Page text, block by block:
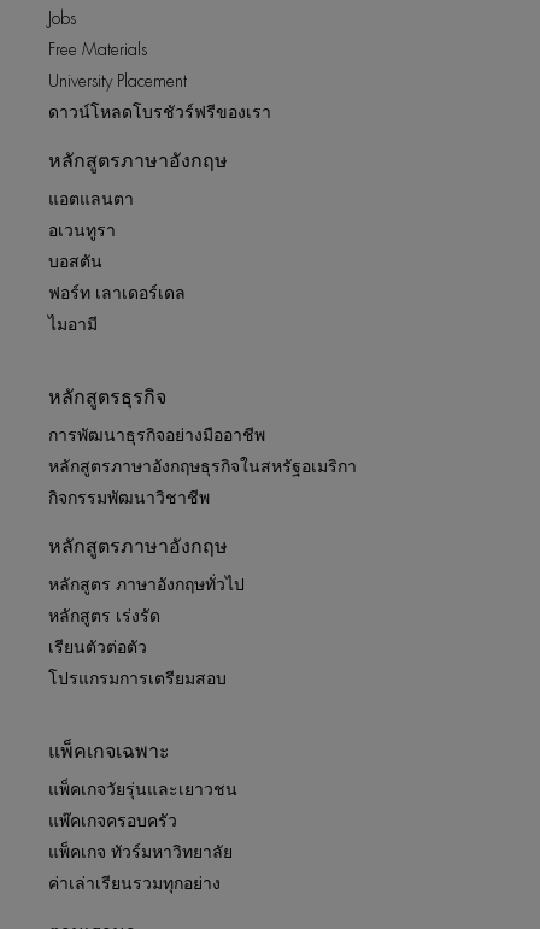
Jobs
Free Materials
University Placement
ดาวน์โหลดโบรชัวร์ฟรีของเรา
หลักสูตรภาษาอังกฤษ
แอตแลนตา
อเวนทูรา
บอสตัน
ฟอร์ท เลาเดอร์เดล
ไมอามี
หลักสูตรธุรกิจ
การพัฒนาธุรกิจอย่างมืออาชีพ
หลักสูตรภาษาอังกฤษธุรกิจในสหรัฐอเมริกา
กิจกรรมพัฒนาวิชาชีพ
หลักสูตรภาษาอังกฤษ
หลักสูตร ภาษาอังกฤษทั่วไป
หลักสูตร เร่งรัด
เรียนตัวต่อตัว
โปรแกรมการเตรียมสอบ
แพ็คเกจเฉพาะ
แพ็คเกจวัยรุ่นและเยาวชน
แพ๊คเกจครอบครัว
แพ็คเกจ ทัวร์มหาวิทยาลัย
ค่าเล่าเรียนรวมทุกอย่าง